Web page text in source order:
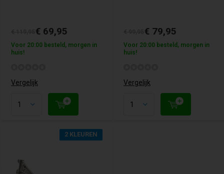
€ 69,95
Voor 20:00 besteld, morgen in
huis!
Vergelijk
€ 79,95
Voor 20:00 besteld, morgen in
huis!
Vergelijk
2 KLEUREN